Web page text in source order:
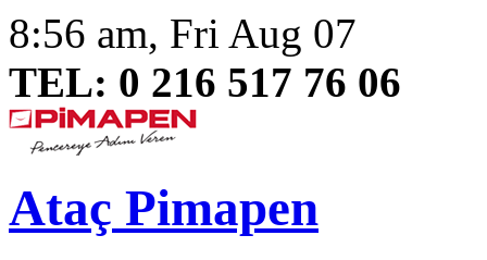
8:56 am, Fri Aug 07
TEL: 0 216 517 76 06
Ataç Pimapen